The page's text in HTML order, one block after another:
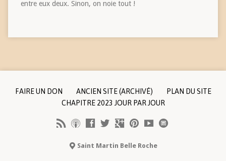
entre eux deux. Sinon, on noie tout !
FAIRE UN DON ANCIEN SITE (ARCHIVÉ)
PLAN DU SITE
CHAPITRE 2023 JOUR PAR JOUR
Saint Martin Belle Roche